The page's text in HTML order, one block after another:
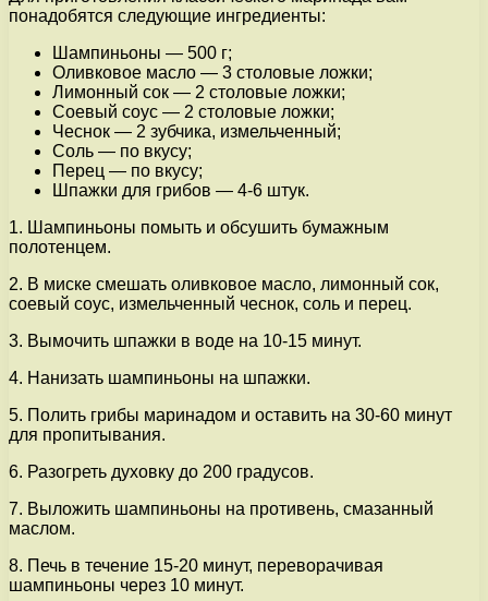
понадобятся следующие ингредиенты:
Шампиньоны — 500 г;
Оливковое масло — 3 столовые ложки;
Лимонный сок — 2 столовые ложки;
Соевый соус — 2 столовые ложки;
Чеснок — 2 зубчика, измельченный;
Соль — по вкусу;
Перец — по вкусу;
Шпажки для грибов — 4-6 штук.
1. Шампиньоны помыть и обсушить бумажным
полотенцем.
2. В миске смешать оливковое масло, лимонный сок,
соевый соус, измельченный чеснок, соль и перец.
3. Вымочить шпажки в воде на 10-15 минут.
4. Нанизать шампиньоны на шпажки.
5. Полить грибы маринадом и оставить на 30-60 минут
для пропитывания.
6. Разогреть духовку до 200 градусов.
7. Выложить шампиньоны на противень, смазанный
маслом.
8. Печь в течение 15-20 минут, переворачивая
шампиньоны через 10 минут.